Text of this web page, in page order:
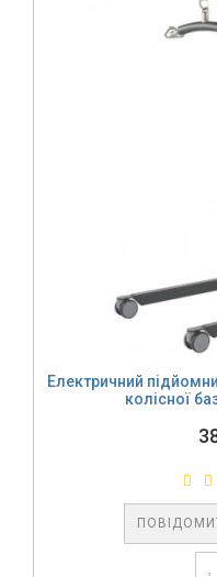
Електричний
колісної